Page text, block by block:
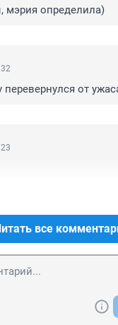
мэрия определила)
от
все